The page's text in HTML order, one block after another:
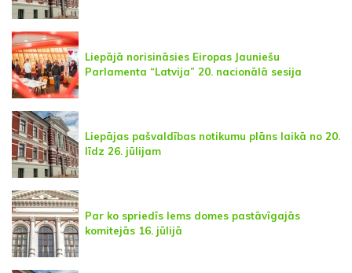
Liepājā norisināsies Eiropas Jauniešu
Parlamenta “Latvija” 20. nacionālā sesija
Liepājas pašvaldības notikumu plāns laikā no 20.
līdz 26. jūlijam
Par ko spriedīs lems domes pastāvīgajās
komitejās 16. jūlijā